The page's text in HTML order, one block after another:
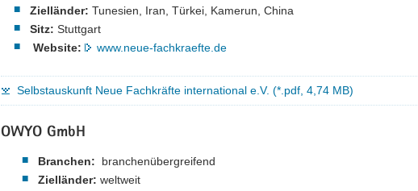
Zielländer: Tunesien, Iran, Türkei, Kamerun, China
Sitz: Stuttgart
Website:
www.neue-fachkraefte.de
Selbstauskunft Neue Fachkräfte international e.V. (*.pdf, 4,74 MB)
OWYO GmbH
Branchen: branchenübergreifend
Zielländer: weltweit